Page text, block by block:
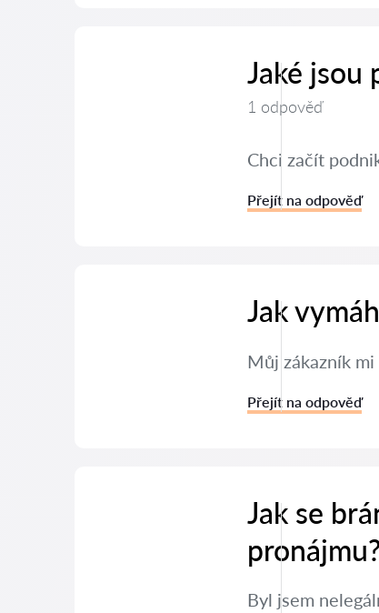
Jaké jsou
1 odpověď
Chci začít
Přejít na odpověď
Jak
Můj zákazník
Přejít na odpověď
Jak se
pronájmu?
Byl jsem